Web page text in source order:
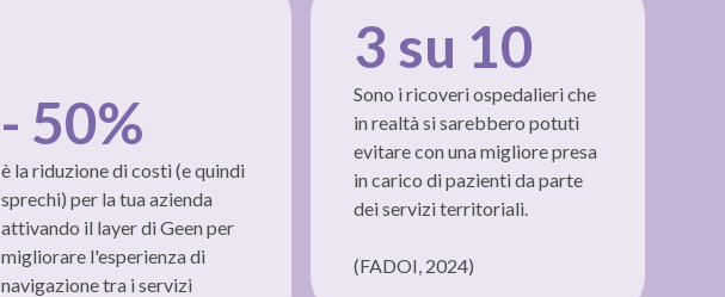
- 50%
è la riduzione di costi (e quindi
sprechi) per la tua azienda
attivando il layer di Geen per
migliorare l'esperienza di
navigazione tra i servizi
3 su 10
Sono i ricoveri ospedalieri che
in realtà si sarebbero potuti
evitare con una migliore presa
in carico di pazienti da parte
dei servizi territoriali.
(FADOI, 2024)